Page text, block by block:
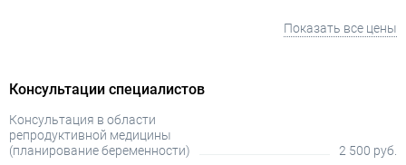
Показать все цены
Консультации специалистов
Консультация в области
репродуктивной медицины
(планирование беременности)
2 500 руб.